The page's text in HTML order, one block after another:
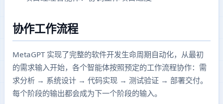
协作工作流程
MetaGPT 实现了完整的软件开发生命周期自动化，从最初
的需求输入开始，各个智能体按照预定的工作流程协作：需
求分析 → 系统设计 → 代码实现 → 测试验证 → 部署交付。
每个阶段的输出都会成为下一个阶段的输入。